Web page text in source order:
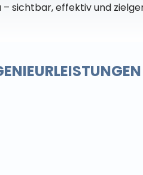
sichtbar, effektiv und